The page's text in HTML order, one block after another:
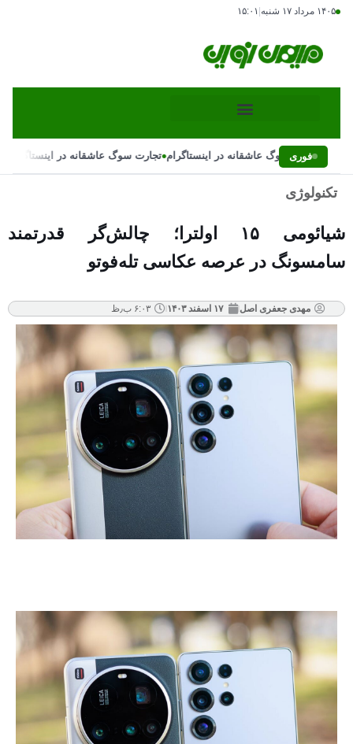
۱۴۰۵ مرداد ۱۷ شنبه ۱۵:۰۱
فوری
تجارت سوگ عاشقانه در اینستاگرام•تجارت سوگ عاشقانه در اینستاگرام
تکنولوژی
شیائومی ۱۵ اولترا؛ چالش‌گر قدرتمند
سامسونگ در عرصه عکاسی تله‌فوتو
مهدی جعفری اصل ۱۷ اسفند ۱۴۰۳ ۶:۰۳ ب٫ظ